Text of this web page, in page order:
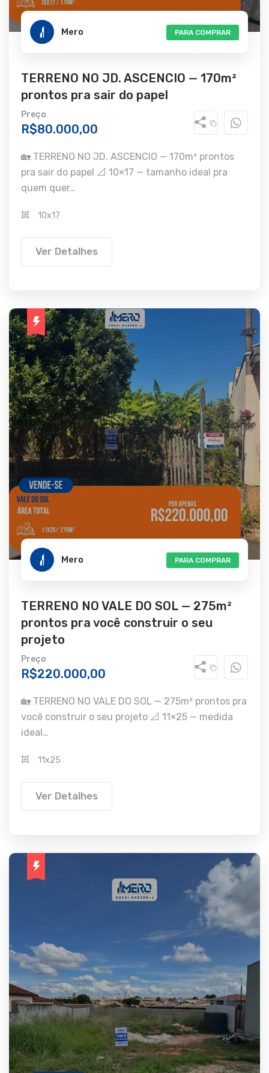
Mero PARA COMPRAR
TERRENO NO JD. ASCENCIO — 170m²
prontos pra sair do papel
Preço
R$80.000,00
🏡 TERRENO NO JD. ASCENCIO — 170m² prontos
pra sair do papel 📐 10×17 — tamanho ideal pra
quem quer…
10x17
Ver Detalhes
Mero PARA COMPRAR
TERRENO NO VALE DO SOL — 275m²
prontos pra você construir o seu
projeto
Preço
R$220.000,00
🏡 TERRENO NO VALE DO SOL — 275m² prontos pra
você construir o seu projeto 📐 11×25 — medida
ideal…
11x25
Ver Detalhes